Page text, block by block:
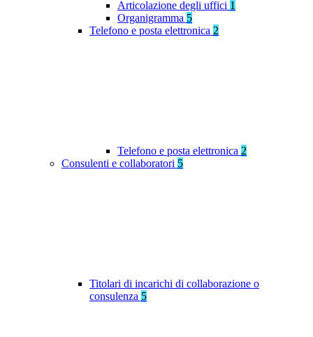
Articolazione degli uffici 1
Organigramma 5
Telefono e posta elettronica 2
Telefono e posta elettronica 2
Consulenti e collaboratori 5
Titolari di incarichi di collaborazione o
consulenza 5